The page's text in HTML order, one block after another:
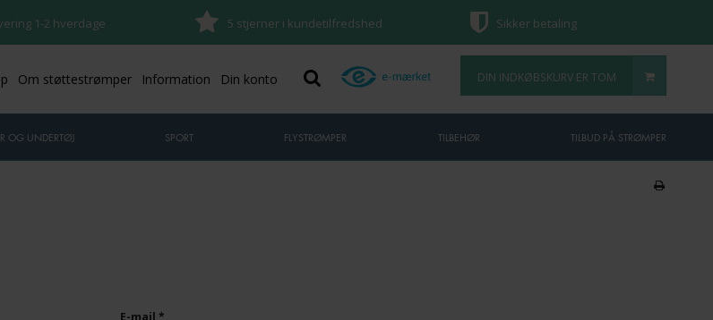
1-2 hverdage 5 stjerner i kundetilfredshed Sikker betaling
DIN INDKØBSKURV ER TOM
Om støttestrømper Information Din konto
OG UNDERTØJ SPORT FLYSTRØMPER TILBEHØR TILBUD PÅ STRØMPER
E-mail *